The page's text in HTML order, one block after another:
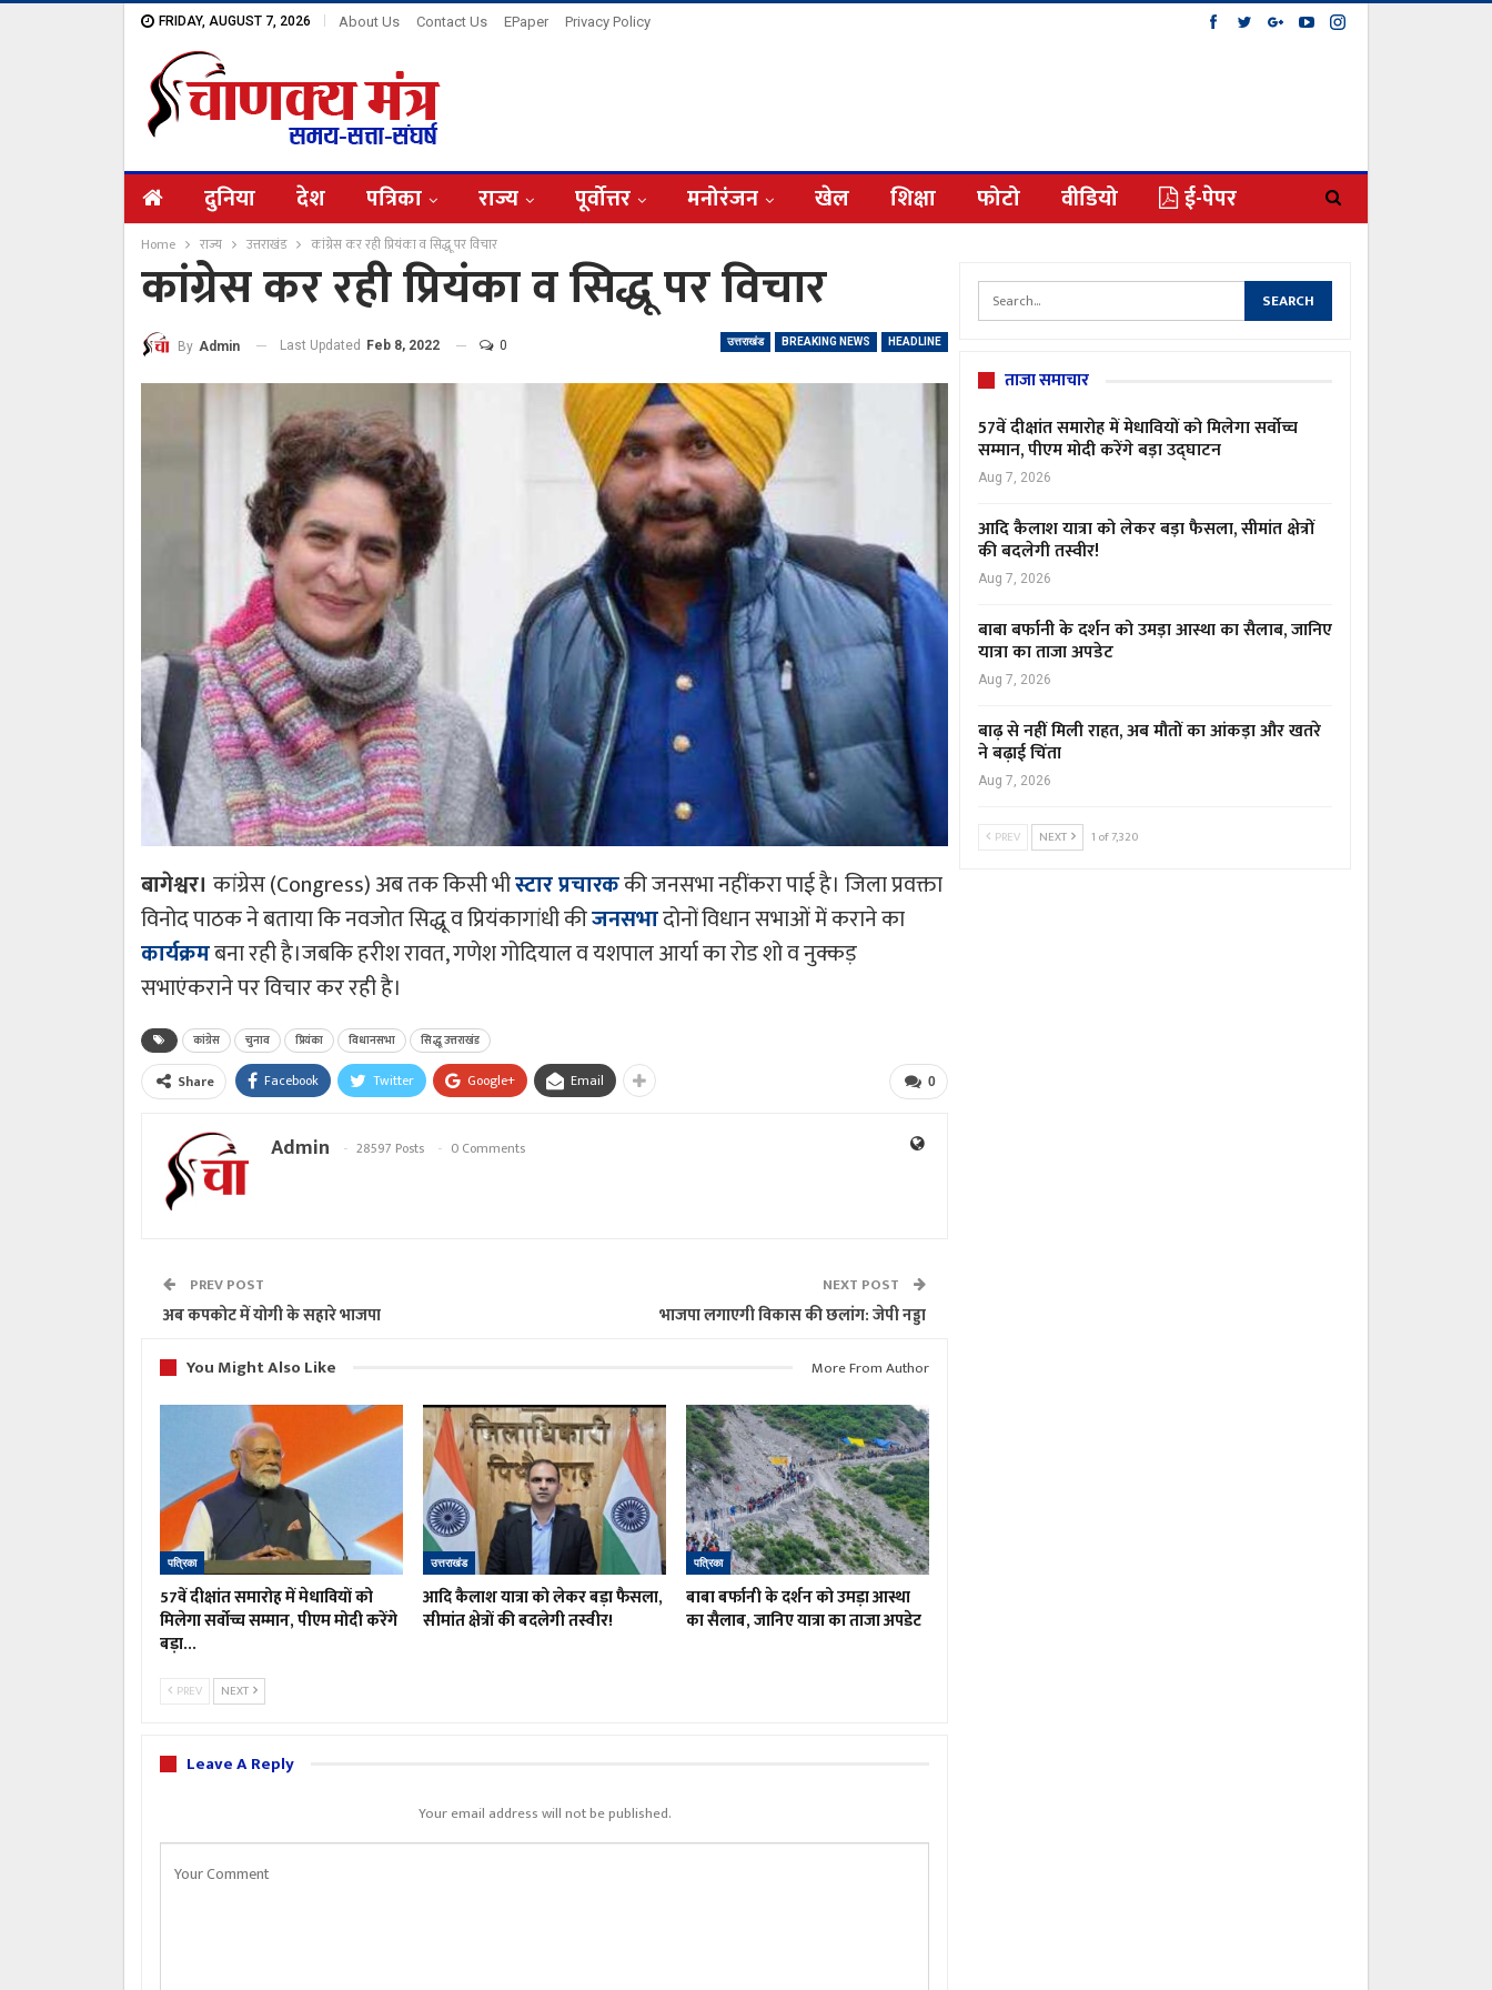
FRIDAY, AUGUST 7, 2026 About Us Contact Us EPaper Privacy Policy
दुनिया देश पत्रिका राज्य पूर्वोत्तर मनोरंजन खेल शिक्षा फोटो वीडियो ई-पेपर
Home राज्य उत्तराखंड कांग्रेस कर रही प्रियंका व सिद्धू पर विचार
कांग्रेस कर रही प्रियंका व सिद्धू पर विचार
उत्तराखंड BREAKING NEWS HEADLINE
By Admin Last Updated Feb 8, 2022 0
बागेश्वर। कांग्रेस (Congress) अब तक किसी भीस्टार प्रचारककी जनसभा नहींकरा पाई है। जिला प्रवक्ता
विनोद पाठक ने बताया कि नवजोत सिद्धू व प्रियंकागांधी कीजनसभादोनों विधान सभाओं में कराने का
कार्यक्रमबना रही है।जबकि हरीश रावत, गणेश गोदियाल व यशपाल आर्या का रोड शो व नुक्कड़
सभाएंकराने पर विचार कर रही है।
कांग्रेस चुनाव प्रियंका विधानसभा सिद्धू उत्तराखंड
0
Share Facebook Twitter Google+ Email
Admin 28597 Posts 0 Comments
PREV POST
अब कपकोट में योगी के सहारे भाजपा
NEXT POST
भाजपा लगाएगी विकास की छलांग: जेपी नड्डा
You Might Also Like
More From Author
पत्रिका
57वें दीक्षांत समारोह में मेधावियों को
मिलेगा सर्वोच्च सम्मान, पीएम मोदी करेंगे
बड़ा…
उत्तराखंड
आदि कैलाश यात्रा को लेकर बड़ा फैसला,
सीमांत क्षेत्रों की बदलेगी तस्वीर!
पत्रिका
बाबा बर्फानी के दर्शन को उमड़ा आस्था
का सैलाब, जानिए यात्रा का ताजा अपडेट
PREV NEXT
Leave A Reply
Your email address will not be published.
ताजा समाचार
57वें दीक्षांत समारोह में मेधावियों को मिलेगा सर्वोच्च
सम्मान, पीएम मोदी करेंगे बड़ा उद्घाटन
Aug 7, 2026
आदि कैलाश यात्रा को लेकर बड़ा फैसला, सीमांत क्षेत्रों
की बदलेगी तस्वीर!
Aug 7, 2026
बाबा बर्फानी के दर्शन को उमड़ा आस्था का सैलाब, जानिए
यात्रा का ताजा अपडेट
Aug 7, 2026
बाढ़ से नहीं मिली राहत, अब मौतों का आंकड़ा और खतरे
ने बढ़ाई चिंता
Aug 7, 2026
PREV NEXT 1 of 7,320